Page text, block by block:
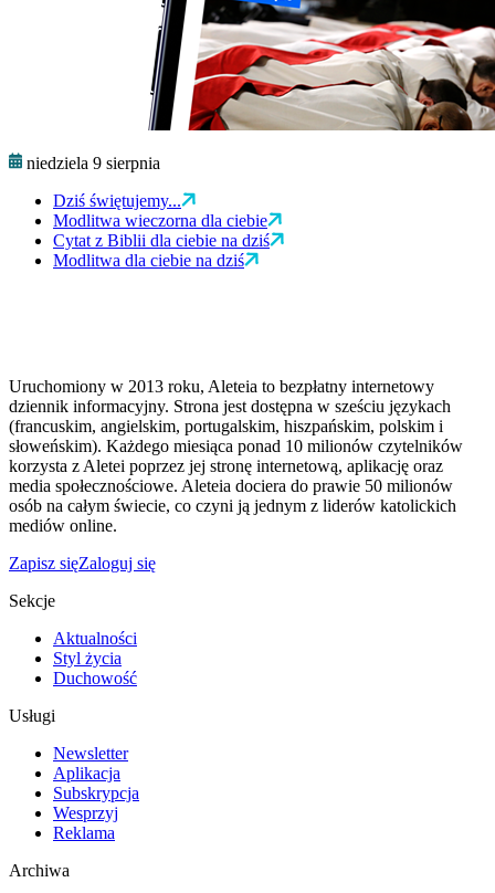
niedziela 9 sierpnia
Dziś świętujemy...
Modlitwa wieczorna dla ciebie
Cytat z Biblii dla ciebie na dziś
Modlitwa dla ciebie na dziś
Uruchomiony w 2013 roku, Aleteia to bezpłatny internetowy
dziennik informacyjny. Strona jest dostępna w sześciu językach
(francuskim, angielskim, portugalskim, hiszpańskim, polskim i
słoweńskim). Każdego miesiąca ponad 10 milionów czytelników
korzysta z Aletei poprzez jej stronę internetową, aplikację oraz
media społecznościowe. Aleteia dociera do prawie 50 milionów
osób na całym świecie, co czyni ją jednym z liderów katolickich
mediów online.
Zapisz sięZaloguj się
Sekcje
Aktualności
Styl życia
Duchowość
Usługi
Newsletter
Aplikacja
Subskrypcja
Wesprzyj
Reklama
Archiwa